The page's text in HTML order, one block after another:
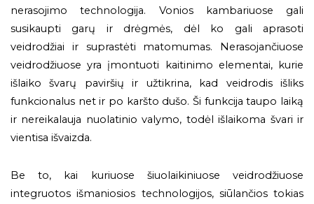
nerasojimo technologija. Vonios kambariuose gali
susikaupti garų ir drėgmės, dėl ko gali aprasoti
veidrodžiai ir suprastėti matomumas. Nerasojančiuose
veidrodžiuose yra įmontuoti kaitinimo elementai, kurie
išlaiko švarų paviršių ir užtikrina, kad veidrodis išliks
funkcionalus net ir po karšto dušo. Ši funkcija taupo laiką
ir nereikalauja nuolatinio valymo, todėl išlaikoma švari ir
vientisa išvaizda.
Be to, kai kuriuose šiuolaikiniuose veidrodžiuose
integruotos išmaniosios technologijos, siūlančios tokias